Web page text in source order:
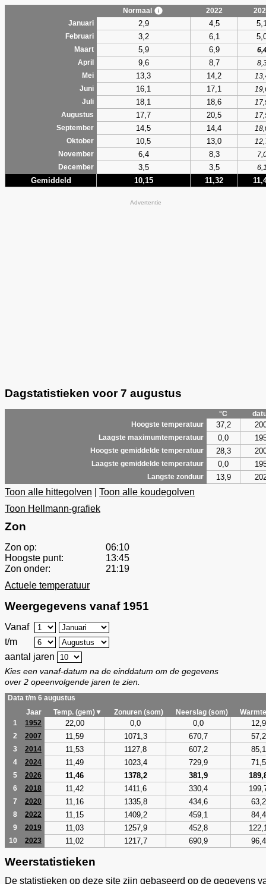
Normaal 2022
Januari
2,9 4,5
Februari 3,2 6,1
Maart 5,9 6,9
April
9,6 8,7
Mei
13,3 14,2
Juni
16,1 17,1
Juli
18,1 18,6
Augustus
17,7 20,5
September
14,5 14,4
Oktober
10,5 13,0
November
6,4 8,3
December
3,5 3,5
Gemiddeld 10,15 11,32
Advertentie
Dagstatistieken voor 7 augustus
°C
Hoogste temperatuur
37,2
Laagste maximumtemperatuur 0,0
Hoogste gemiddelde temperatuur 28,3
Laagste gemiddelde temperatuur 0,0
Langste zonduur 13,9
Toon alle hittegolven
Toon alle koudegolven
Toon Hellmann-grafiek
Zon
Zon op:
06:10
Hoogste punt:
13:45
Zon onder:
21:19
Actuele temperatuur
Weergegevens vanaf 1951
Vanaf
t/m
aantal jaren
Kies een vanaf-datum na de einddatum om de gegevens
over 2 opeenvolgende jaren te zien.
Data t/m 6 augustus
Jaar
Temp. (gem)▼ Zonuren (som) Neerslag (som)
1
1952 22,00 0,0 0,0 12,9
2 2007 11,59 1071,3 670,7 57,2
3 2014 11,53 1127,8 607,2 85,1
4 2024 11,49 1023,4 729,9 71,5
5 2026 11,46 1378,2 381,9
6 2018 11,42 1411,6 330,4
7 2020 11,16 1335,8 434,6 63,2
8 2022 11,15 1409,2 459,1 84,4
9 2019 11,03 1257,9 452,8
10 2023 11,02 1217,7 690,9 96,4
Weerstatistieken
De statistieken op deze site zijn gebaseerd op de gegevens